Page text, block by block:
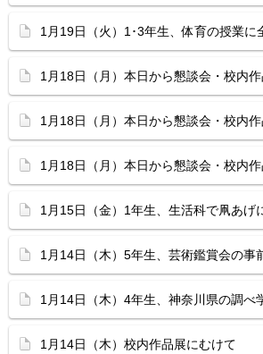
1月19日（火）1･3年生、体育の授業に
1月18日（月）本日から懇談会・校内
1月18日（月）本日から懇談会・校内
1月18日（月）本日から懇談会・校内
1月15日（金）1年生、生活科で凧あげ
1月14日（木）5年生、芸術鑑賞会の事
1月14日（木）4年生、神奈川県の調べ
1月14日（木）校内作品展にむけて